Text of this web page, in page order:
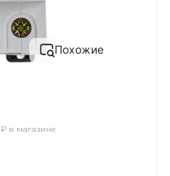
Похожие
₽ в магазине